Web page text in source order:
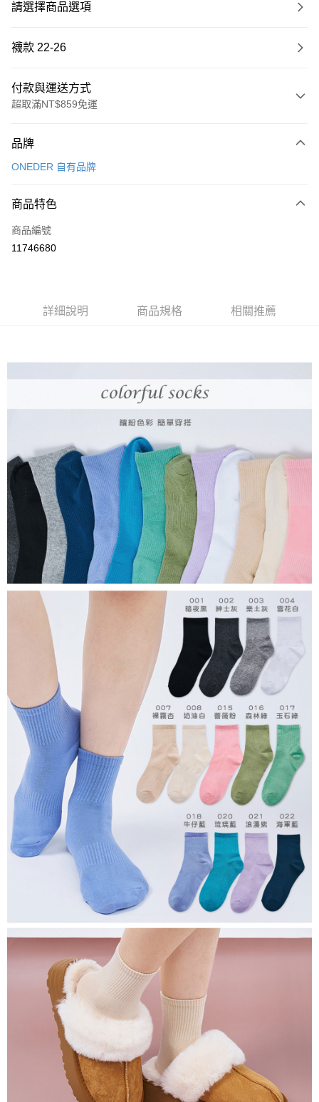
請選擇商品選項
襪款 22-26
付款與運送方式
超取滿NT$859免運
信用卡一次付款
LINE Pay
Apple Pay
ATM付款
每筆NT$80，滿NT$899(含以上)免運費
7-11取貨付款
每筆NT$80，滿NT$899(含以上)免運費
付款後7-11取貨
每筆NT$80，滿NT$859(含以上)免運費
宅配
每筆NT$85，滿NT$859(含以上)免運費
品牌
ONEDER 自有品牌
商品特色
商品編號
11746680
詳細說明 商品規格 相關推薦